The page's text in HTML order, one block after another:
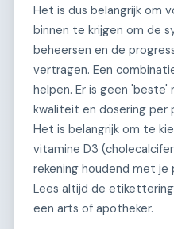
Het is dus belangrijk om
binnen te krijgen om de
beheersen en de
vertragen. Een
helpen. Er is geen
kwaliteit en dosering per
Het is belangrijk om te
vitamine D3
rekening houdend met je
Lees altijd de
een arts of apotheker.